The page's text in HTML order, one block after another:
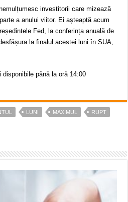
investitorii care mizează
a anului viitor. Ei așteaptă acum
Fed, la conferința anuală de
la finalul acestei luni în SUA,
până la oră 14:00​​
LUNI MAXIMUL
RUPT